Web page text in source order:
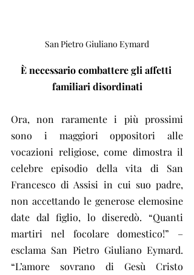
San Pietro Giuliano Eymard
È necessario combattere gli affetti
familiari disordinati
Ora, non raramente i più prossimi
sono i maggiori oppositori alle
vocazioni religiose, come dimostra il
celebre episodio della vita di San
Francesco di Assisi in cui suo padre,
non accettando le generose elemosine
date dal figlio, lo diseredò. “Quanti
martiri nel focolare domestico!” –
esclama San Pietro Giuliano Eymard.
“L’amore sovrano di Gesù Cristo